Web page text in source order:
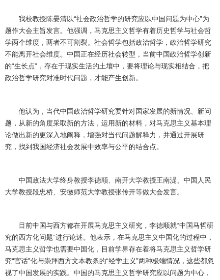
我校教授陈晏清以“社会政治哲学的研究应以中国问题为中心”为
题作大会主旨发言。他强调，马克思主义哲学有着历史哲学与社会哲
学两个维度，两者不可割裂。社会哲学包括政治哲学，政治哲学研究
不能离开社会维度。中国正在经历社会转型，当前中国政治哲学创新
的“生长点”，存在于现实生活的土壤中，要将理论与现实相结合，把
政治哲学研究对准时代问题，才能产生创新。
他认为，当代中国政治哲学研究要针对国家发展的新情况、新问
题，从新的角度采取新的方法，运用新的材料，对马克思主义基本理
论做出新的更深入地阐释，增强对当代问题解释力，并通过开展研
究，找到我国经济社会发展中效率与公平的结合点。
中国政法大学终身教授李德顺、南开大学教授王南湜、中国人民
大学教授段忠桥、安徽师范大学教授张传开等做大会发言。
目前中国与西方都在开展马克思主义研究，李德顺就“中国马哲研
究的西方化问题”进行论述。他表示，在马克思主义中国化的过程中，
马克思主义哲学也需要中国化，目前学界存在着将马克思主义哲学研
究“官话”化与崇拜西方文本教条的“经学主义”两种极端情况，这些都忽
视了中国发展的实践。中国的马克思主义哲学研究应以问题为中心，